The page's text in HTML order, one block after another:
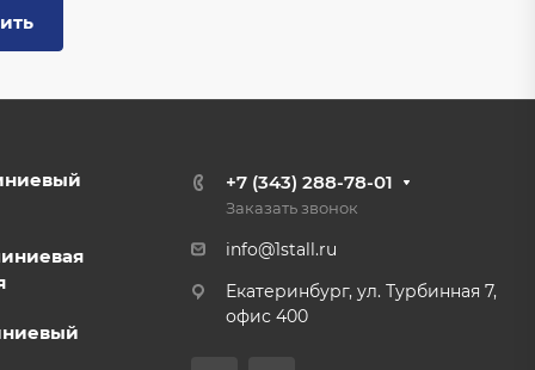
+7 (343) 288-78-01
Заказать звонок
info@1stall.ru
Екатеринбург, ул. Турбинная 7,
офис 400